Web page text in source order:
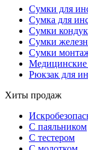
Сумки для
Сумка для
Сумки
Сумки
Сумки
Медицинские
Рюкзак для
Хиты продаж
С паяльником
С тестером